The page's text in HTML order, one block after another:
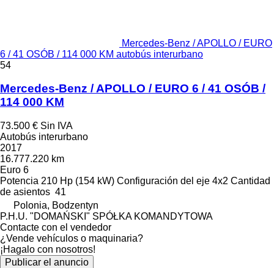
Mercedes-Benz / APOLLO / EURO
6 / 41 OSÓB / 114 000 KM autobús interurbano
54
Mercedes-Benz / APOLLO / EURO 6 / 41 OSÓB /
114 000 KM
73.500 € Sin IVA
Autobús interurbano
2017
16.777.220 km
Euro 6
Potencia 210 Hp (154 kW) Configuración del eje 4x2 Cantidad
de asientos 41
Polonia, Bodzentyn
P.H.U. "DOMAŃSKI" SPÓŁKA KOMANDYTOWA
Contacte con el vendedor
¿Vende vehículos o maquinaria?
¡Hagalo con nosotros!
Publicar el anuncio